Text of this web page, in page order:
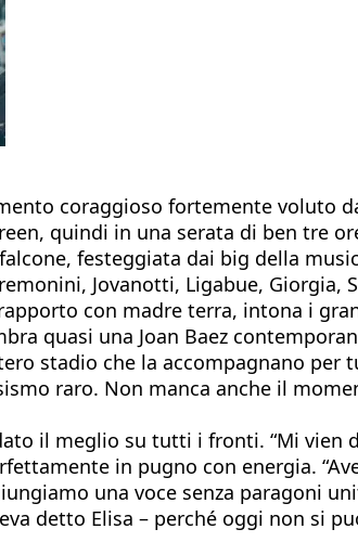
coraggioso fortemente voluto
quindi in una serata di ben tre
festeggiata dai big della
Jovanotti, Ligabue, Giorgia,
con madre terra, intona i
quasi una Joan Baez
stadio che la accompagnano per
raro. Non manca anche il
il meglio su tutti i fronti. “Mi vien
in pugno con energia.
una voce senza paragoni
detto Elisa – perché oggi non si